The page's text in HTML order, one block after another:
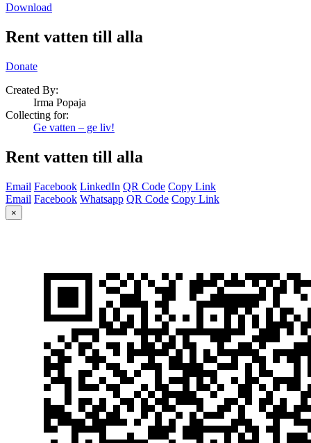
Download
Rent vatten till alla
Donate
Created By:
Irma Popaja
Collecting for:
Ge vatten – ge liv!
Rent vatten till alla
Email Facebook LinkedIn QR Code Copy Link
Email Facebook Whatsapp QR Code Copy Link
×